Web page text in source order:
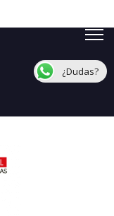
¿Dudas?